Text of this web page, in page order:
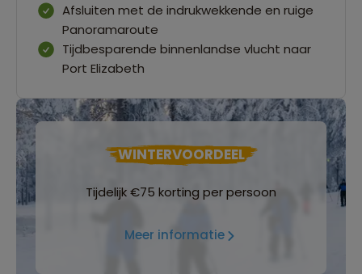
Afsluiten met de indrukwekkende en ruige
Panoramaroute
Tijdbesparende binnenlandse vlucht naar
Port Elizabeth
WINTERVOORDEEL
Tijdelijk €75 korting per persoon
Meer informatie